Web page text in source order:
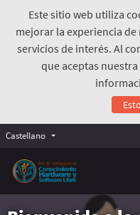
Este sitio web utiliza
mejorar la experiencia
servicios de interés. Al
que aceptas
Castellano